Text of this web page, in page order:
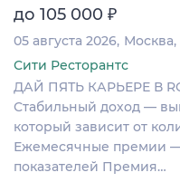
до 105 000 ₽
05 августа 2026 Москва
Сити Ресторантс
ДАЙ ПЯТЬ КАРЬЕРЕ В
Стабильный доход —
который зависит от
Ежемесячные премии
показателей Премия…